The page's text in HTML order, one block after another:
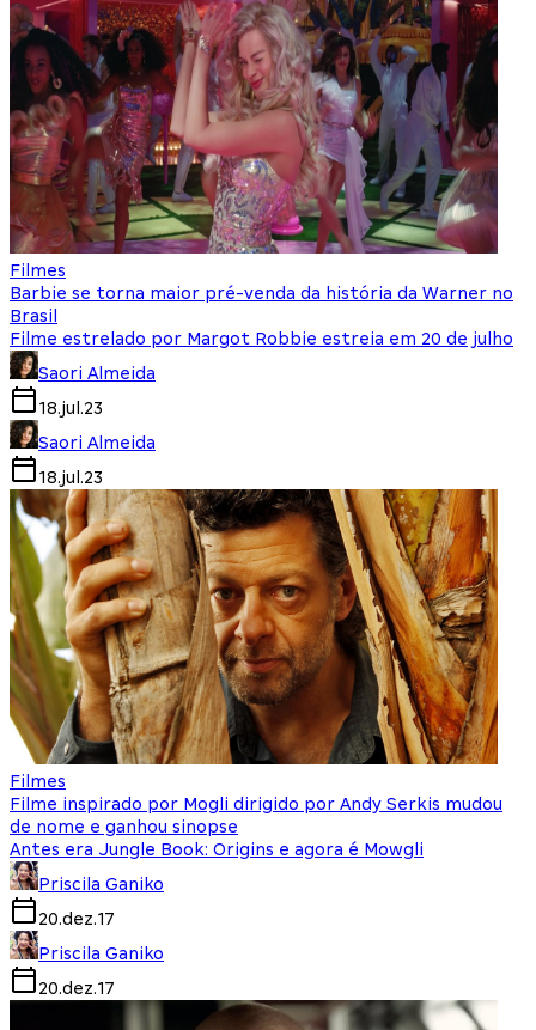
Filmes
Barbie se torna maior pré-venda da história da Warner no
Brasil
Filme estrelado por Margot Robbie estreia em 20 de julho
Saori Almeida
18.jul.23
Saori Almeida
18.jul.23
Filmes
Filme inspirado por Mogli dirigido por Andy Serkis mudou
de nome e ganhou sinopse
Antes era Jungle Book: Origins e agora é Mowgli
Priscila Ganiko
20.dez.17
Priscila Ganiko
20.dez.17